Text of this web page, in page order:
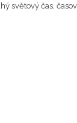
světový čas,